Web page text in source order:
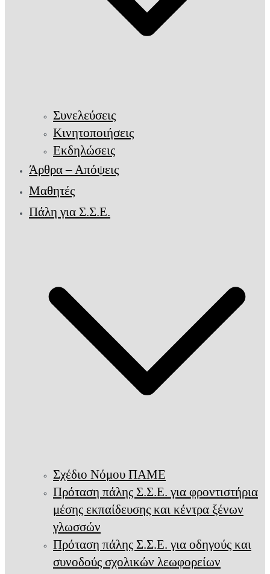
Συνελεύσεις
Κινητοποιήσεις
Εκδηλώσεις
Άρθρα – Απόψεις
Μαθητές
Πάλη για Σ.Σ.Ε.
Σχέδιο Νόμου ΠΑΜΕ
Πρόταση πάλης Σ.Σ.Ε. για φροντιστήρια
μέσης εκπαίδευσης και κέντρα ξένων
γλωσσών
Πρόταση πάλης Σ.Σ.Ε. για οδηγούς και
συνοδούς σχολικών λεωφορείων